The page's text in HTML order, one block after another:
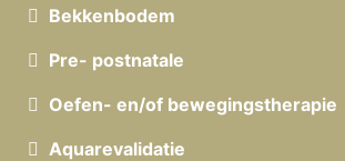
Bekkenbodem
Pre- postnatale
Oefen- en/of bewegingstherapie
Aquarevalidatie